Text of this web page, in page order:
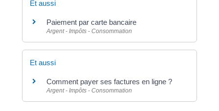
Et aussi
Paiement par carte bancaire
Argent - Impôts - Consommation
Et aussi
Comment payer ses factures en ligne ?
Argent - Impôts - Consommation